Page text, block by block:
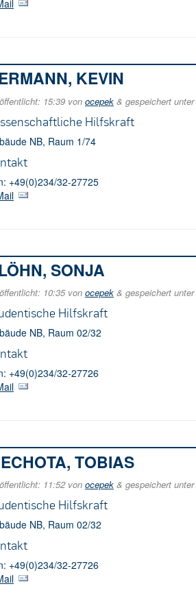
KEVIN
15:39 von ocepek & gespeichert unter
Hilfskraft
NB, Raum 1/74
+49(0)234/32-27725
SONJA
10:35von ocepek & gespeichert unter
Hilfskraft
NB, Raum 02/32
+49(0)234/32-27726
TOBIAS
11:52von ocepek & gespeichert unter
Hilfskraft
NB, Raum 02/32
+49(0)234/32-27726